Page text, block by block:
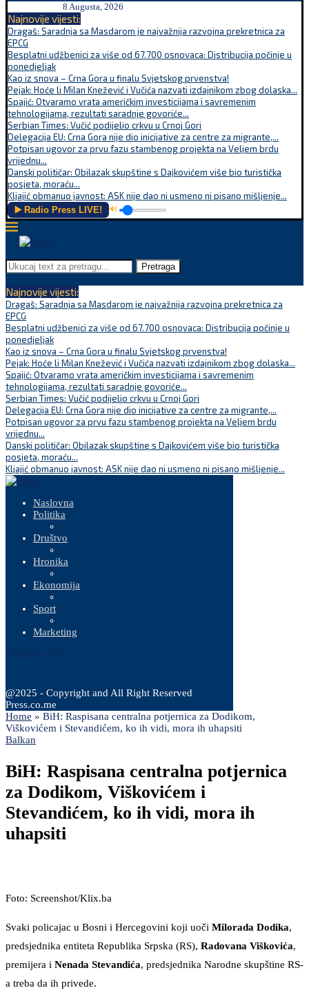
8 Augusta, 2026
Najnovije vijesti:
Dragaš: Saradnja sa Masdarom je najvažnija razvojna prekretnica za
EPCG
Besplatni udžbenici za više od 67.700 osnovaca: Distribucija počinje u
ponedjeljak
Kao iz snova – Crna Gora u finalu Svjetskog prvenstva!
Pejak: Hoće li Milan Knežević i Vučića nazvati izdajnikom zbog dolaska...
Spajić: Otvaramo vrata američkim investicijama i savremenim
tehnologijama, rezultati saradnje govoriće...
Serbian Times: Vučić podijelio crkvu u Crnoj Gori
Delegacija EU: Crna Gora nije dio inicijative za centre za migrante,...
Potpisan ugovor za prvu fazu stambenog projekta na Veljem brdu
vrijednu...
Danski političar: Obilazak skupštine s Dajkovićem više bio turistička
posjeta, moraću...
Kljajić obmanuo javnost: ASK nije dao ni usmeno ni pisano mišljenje...
▶️ Radio Press LIVE! 🔊
Pretraga
Najnovije vijesti:
Dragaš: Saradnja sa Masdarom je najvažnija razvojna prekretnica za
EPCG
Besplatni udžbenici za više od 67.700 osnovaca: Distribucija počinje u
ponedjeljak
Kao iz snova – Crna Gora u finalu Svjetskog prvenstva!
Pejak: Hoće li Milan Knežević i Vučića nazvati izdajnikom zbog dolaska...
Spajić: Otvaramo vrata američkim investicijama i savremenim
tehnologijama, rezultati saradnje govoriće...
Serbian Times: Vučić podijelio crkvu u Crnoj Gori
Delegacija EU: Crna Gora nije dio inicijative za centre za migrante,...
Potpisan ugovor za prvu fazu stambenog projekta na Veljem brdu
vrijednu...
Danski političar: Obilazak skupštine s Dajkovićem više bio turistička
posjeta, moraću...
Kljajić obmanuo javnost: ASK nije dao ni usmeno ni pisano mišljenje...
Naslovna
Politika
Društvo
Hronika
Ekonomija
Sport
Marketing
@2025 - Copyright and All Right Reserved
Press.co.me
Home » BiH: Raspisana centralna potjernica za Dodikom,
Viškovićem i Stevandićem, ko ih vidi, mora ih uhapsiti
Balkan
BiH: Raspisana centralna potjernica
za Dodikom, Viškovićem i
Stevandićem, ko ih vidi, mora ih
uhapsiti
Foto: Screenshot/Klix.ba
Svaki policajac u Bosni i Hercegovini koji uoči Milorada Dodika,
predsjednika entiteta Republika Srpska (RS), Radovana Viškovića,
premijera i Nenada Stevandića, predsjednika Narodne skupštine RS-
a treba da ih privede.